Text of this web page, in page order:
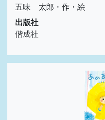
五味 太郎・作・絵
出版社
偕成社